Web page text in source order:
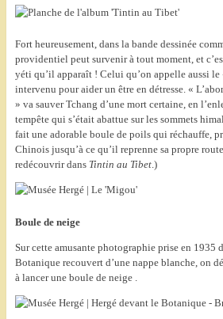
Fort heureusement, dans la bande dessinée
providentiel peut survenir à tout moment, et
yéti qu’il apparaît ! Celui qu’on appelle aussi
intervenu pour aider un être en détresse. «
» va sauver Tchang d’une mort certaine, en
tempête qui s’était abattue sur les sommets
fait une adorable boule de poils qui réchauffe,
Chinois jusqu’à ce qu’il reprenne sa propre
redécouvrir dans Tintin au Tibet.)
Boule de neige
Sur cette amusante photographie prise en 1935
Botanique recouvert d’une nappe blanche, on
à lancer une boule de neige .